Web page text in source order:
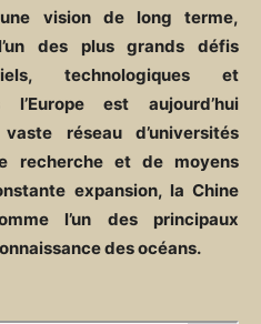
vision de long terme,
des plus grands défis
technologiques et
l’Europe est aujourd’hui
réseau d’universités
recherche et de moyens
expansion, la Chine
l’un des principaux
des océans.